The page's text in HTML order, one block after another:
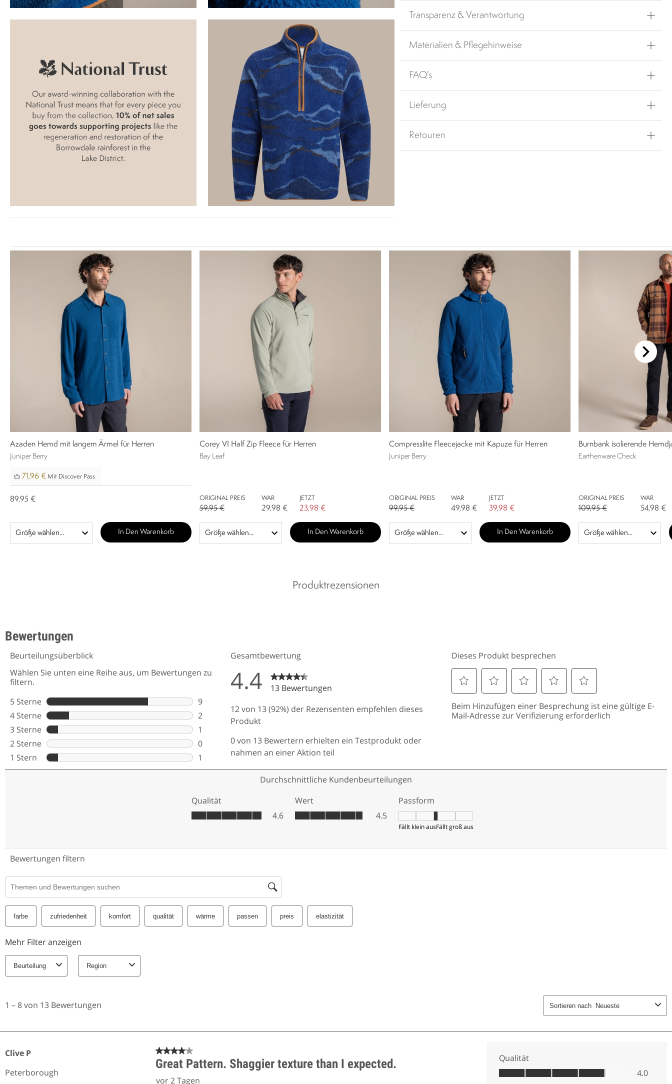
Transparenz & Verantwortung
Materialien & Pflegehinweise
FAQ's
Lieferung
Retouren
Azaden Hemd mit langem Ärmel für Herren
Juniper Berry
71,96 € Mit Discover Pass
89,95 €
In Den Warenkorb
Corey VI Half Zip Fleece für Herren
Bay Leaf
ORIGINAL PREIS
59,95 €
WAR
29,98 €
JETZT
23,98 €
In Den Warenkorb
Compresslite Fleecejacke mit Kapuze für Herren
Juniper Berry
ORIGINAL PREIS
99,95 €
WAR
49,98 €
JETZT
39,98 €
In Den Warenkorb
Burnbank isolierende
Earthenware Check
ORIGINAL PREIS
109,95 €
WAR
54,98 €
Produktrezensionen